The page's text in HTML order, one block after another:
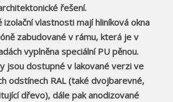
řešení.
vlastnosti mají hliníková okna
zabudované v rámu, která je v
vyplněna speciální PU pěnou.
jsou dostupné v lakované verzi ve
odstínech RAL (také dvojbarevné,
dřevo), dále pak anodizované